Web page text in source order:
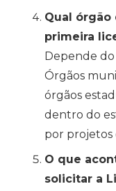
Qual órgão
primeira
Depende
Órgãos
órgãos
dentro do
por projetos
O que
solicitar a